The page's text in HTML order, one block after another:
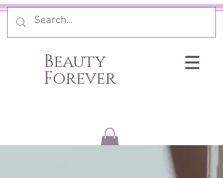
Beauty
Forever